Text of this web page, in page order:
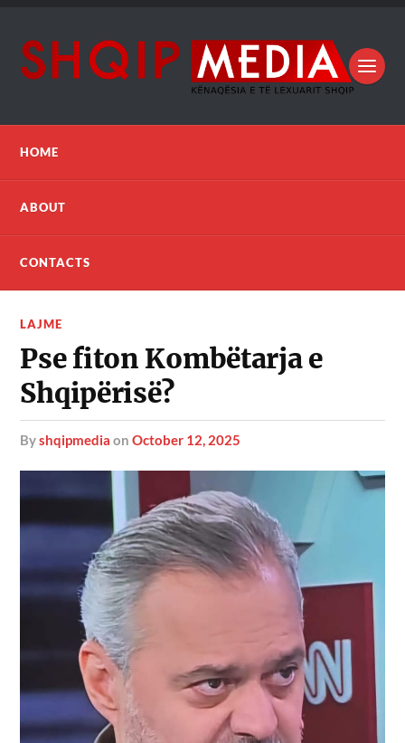
HOME
ABOUT
CONTACTS
LAJME
Pse fiton Kombëtarja e
Shqipërisë?
byshqipmedia onOctober 12, 2025